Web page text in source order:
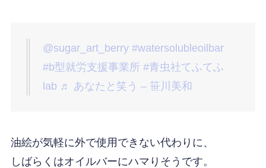
@sugar_art_berry #watersolubleoilbar
#b型就労支援事業所 #青虫社てふてふ
lab ♬ あなたと笑う – 笹川美和
油絵が気軽に外で使用できない代わりに、
しばらくはオイルバーにハマりそうです。